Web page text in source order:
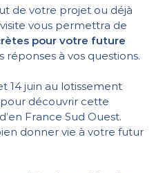
de votre projet ou déjà
vous permettra de
pour votre future
réponses à vos questions.
14 juin au lotissement
découvrir cette
France Sud Ouest.
donner vie à votre futur